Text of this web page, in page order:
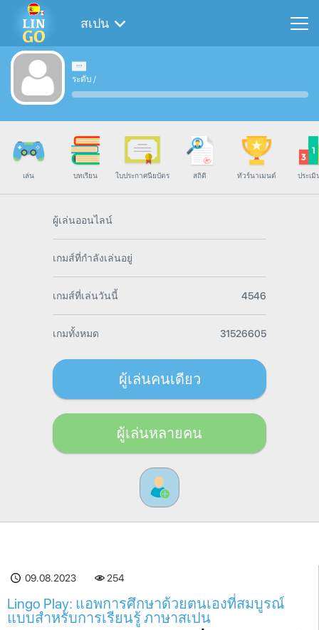
สเปน
ระดับ /
เล่น บทเรียน ใบประกาศนียบัตร สถิติ ทัวร์นาเมนต์ ประเมิ
ผู้เล่นออนไลน์
เกมส์ที่กำลังเล่นอยู่
เกมส์ที่เล่นวันนี้ 4546
เกมทั้งหมด 31526605
ผู้เล่นคนเดียว
ผู้เล่นหลายคน
09.08.2023 254
Lingo Play: แอพการศึกษาด้วยตนเองที่สมบูรณ์
แบบสำหรับการเรียนรู้ ภาษาสเปน